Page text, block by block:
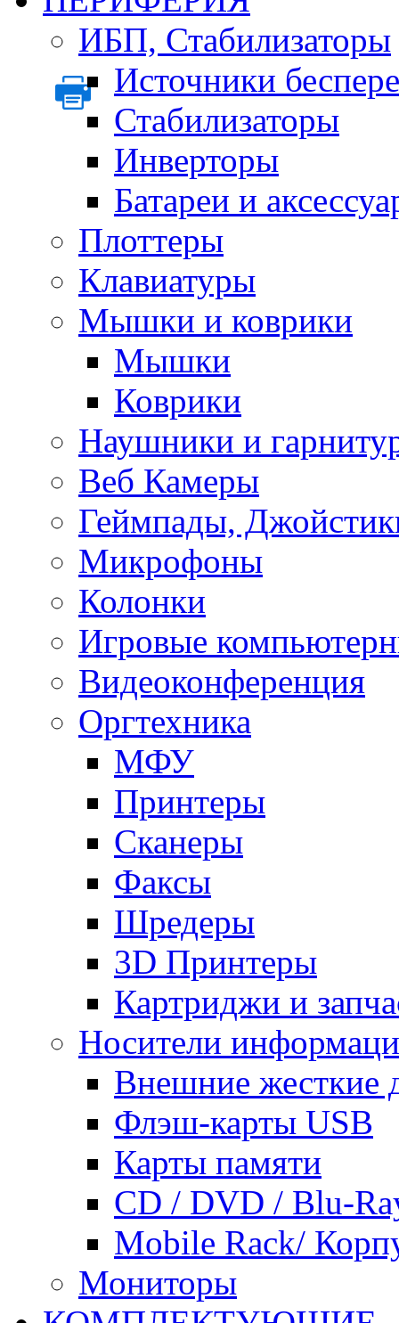
ИБП, Стабилизаторы
Источники
Стабилизаторы
Инверторы
Батареи и
Плоттеры
Клавиатуры
Мышки и коврики
Мышки
Коврики
Наушники и
Веб Камеры
Геймпады,
Микрофоны
Колонки
Игровые
Видеоконференция
Оргтехника
МФУ
Принтеры
Сканеры
Факсы
Шредеры
3D Принтеры
Картриджи и
Носители
Внешние жесткие
Флэш-карты USB
Карты памяти
CD / DVD / Blu-
Mobile Rack/
Мониторы